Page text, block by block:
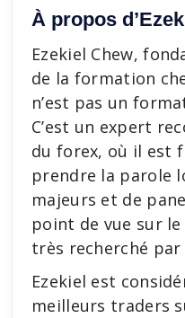
À propos
Ezekiel Chew,
de la formation
n’est pas un
C’est un expert
du forex, où il est
prendre la parole
majeurs et de
point de vue sur
très recherché
Ezekiel est
meilleurs traders